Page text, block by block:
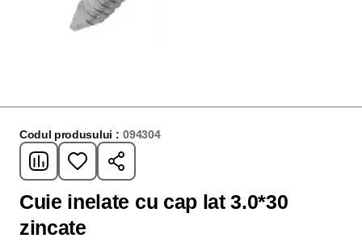
Codul produsului : 094304
Cuie inelate cu cap lat 3.0*30
zincate